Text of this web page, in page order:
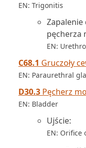
EN: Trigonitis
pęcherza
EN:
C68.1 Gruczoły
EN: Paraurethral
D30.3 Pęcherz
EN: Bladder
Ujście:
EN: Orifice